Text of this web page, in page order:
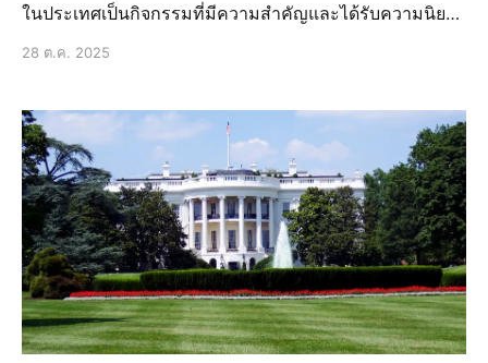
ในประเทศเป็นกิจกรรมที่มีความสำคัญและได้รับความนิยม
การจัดขึ้นอย่างต่อเนื่อง ทั้งนี้เพื่อสร้างบรรยากาศที่
กิจกรรมที่น่าสนใจในงานเทศกาล ในงานเทศกาลนี้มี
กิจกรรมที
28 ต.ค. 2025